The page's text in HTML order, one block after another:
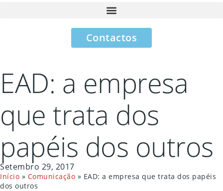
Contactos
EAD: a empresa
que trata dos
papéis dos outros
Setembro 29, 2017
Início » Comunicação » EAD: a empresa que trata dos papéis
dos outros